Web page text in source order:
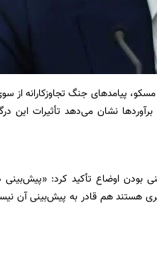
پیامدهای جنگ تجاوزکارانه از
نشان می‌دهد تأثیرات این
بودن اوضاع تأکید کرد: «پیش‌بینی
هستند هم قادر به پیش‌بینی آن